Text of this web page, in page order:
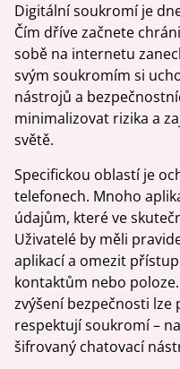
Digitální soukromí je
Čím dříve začnete
sobě na internetu
svým soukromím si
nástrojů a
minimalizovat rizika a
světě.
Specifickou oblastí je
telefonech. Mnoho
údajům, které ve
Uživatelé by měli
aplikací a omezit
kontaktům nebo
zvýšení bezpečnosti lze
respektují soukromí –
šifrovaný chatovací